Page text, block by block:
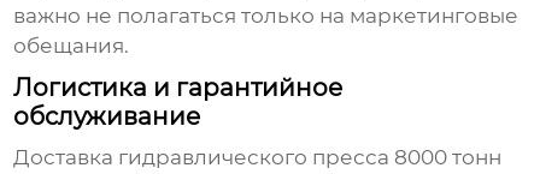
важно не полагаться только на маркетинговые
обещания.
Логистика и гарантийное
обслуживание
Доставка гидравлического пресса 8000 тонн